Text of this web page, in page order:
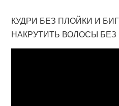
КУДРИ БЕЗ ПЛОЙКИ И
НАКРУТИТЬ ВОЛОСЫ